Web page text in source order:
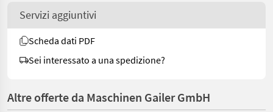
Servizi aggiuntivi
Scheda dati PDF
Sei interessato a una spedizione?
Altre offerte da Maschinen Gailer GmbH